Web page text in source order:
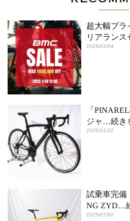
超大幅プラ
リアランス
2025/01/04
「
ジャ …続き
2025/01/22
試乗車完備
NG ZYD…
2025/07/02